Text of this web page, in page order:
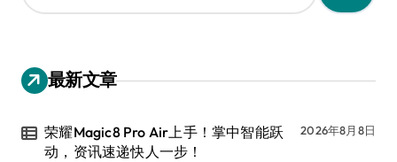
：
最新文章
荣耀Magic8 Pro Air上手！掌中智能跃
动，资讯速递快人一步！
2026年8月8日